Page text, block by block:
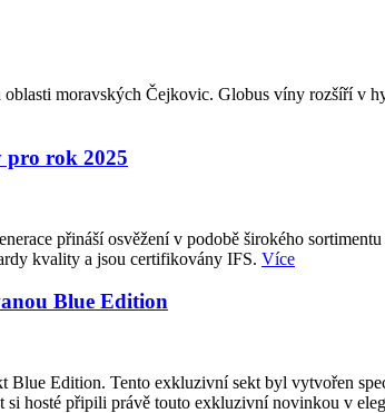
moravských Čejkovic. Globus víny rozšíří v
pro rok 2025
přináší osvěžení v podobě širokého
kvality a jsou certifikovány IFS. Více
Blue Edition
Edition. Tento exkluzivní sekt byl vytvořen
hosté připili právě touto exkluzivní novinkou v